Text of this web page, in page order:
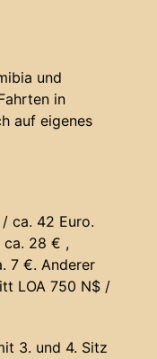
und
in
auf eigenes
ca. 42 Euro.
ca. 28 € ,
7 €. Anderer
LOA 750 N$ /
3. und 4. Sitz